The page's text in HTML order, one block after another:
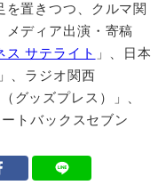
置きつつ、クルマ関
メディア出演・寄稿
ス サテライト 」、日本
、ラジオ関西
グッズプレス）」、
ートバックスセブン